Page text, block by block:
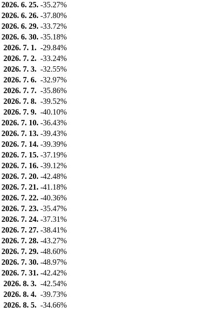
2026. 6. 25. -35.27%
2026. 6. 26. -37.80%
2026. 6. 29. -33.72%
2026. 6. 30. -35.18%
2026. 7. 1. -29.84%
2026. 7. 2. -33.24%
2026. 7. 3. -32.55%
2026. 7. 6. -32.97%
2026. 7. 7. -35.86%
2026. 7. 8. -39.52%
2026. 7. 9. -40.10%
2026. 7. 10. -36.43%
2026. 7. 13. -39.43%
2026. 7. 14. -39.39%
2026. 7. 15. -37.19%
2026. 7. 16. -39.12%
2026. 7. 20. -42.48%
2026. 7. 21. -41.18%
2026. 7. 22. -40.36%
2026. 7. 23. -35.47%
2026. 7. 24. -37.31%
2026. 7. 27. -38.41%
2026. 7. 28. -43.27%
2026. 7. 29. -48.60%
2026. 7. 30. -48.97%
2026. 7. 31. -42.42%
2026. 8. 3. -42.54%
2026. 8. 4. -39.73%
2026. 8. 5. -34.66%